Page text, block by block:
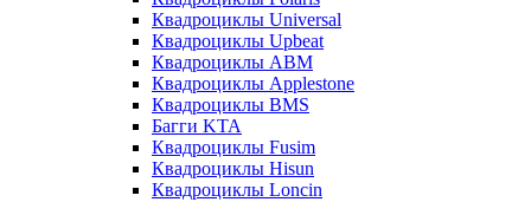
Квадроциклы Universal
Квадроциклы Upbeat
Квадроциклы ABM
Квадроциклы Applestone
Квадроциклы BMS
Багги KTA
Квадроциклы Fusim
Квадроциклы Hisun
Квадроциклы Loncin